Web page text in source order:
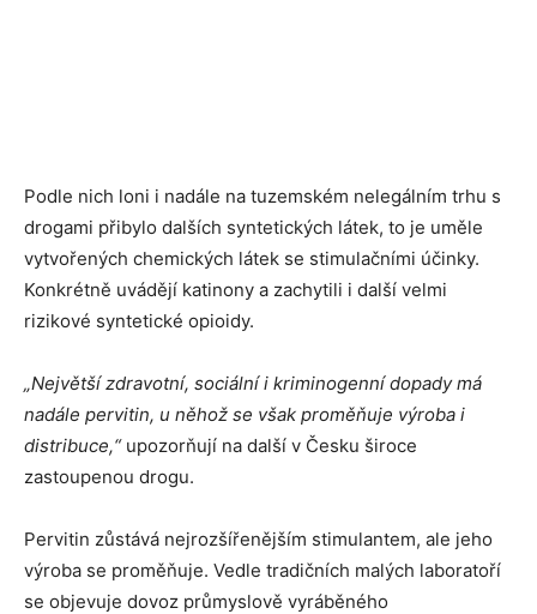
Podle nich loni i nadále na tuzemském nelegálním trhu s
drogami přibylo dalších syntetických látek, to je uměle
vytvořených chemických látek se stimulačními účinky.
Konkrétně uvádějí katinony a zachytili i další velmi
rizikové syntetické opioidy.
„Největší zdravotní, sociální i kriminogenní dopady má
nadále pervitin, u něhož se však proměňuje výroba i
distribuce,“ upozorňují na další v Česku široce
zastoupenou drogu.
Pervitin zůstává nejrozšířenějším stimulantem, ale jeho
výroba se proměňuje. Vedle tradičních malých laboratoří
se objevuje dovoz průmyslově vyráběného